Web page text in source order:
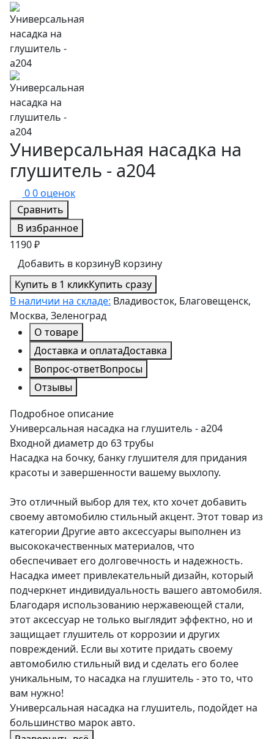
Универсальная насадка на
глушитель - a204
00 оценок
Сравнить
В избранное
1190 ₽
Добавить в корзинуВ корзину
Купить в 1 кликКупить сразу
В наличии на складе: Владивосток, Благовещенск,
Москва, Зеленоград
О товаре
Доставка и оплатаДоставка
Вопрос-ответВопросы
Отзывы
Подробное описание
Универсальная насадка на глушитель - a204
Входной диаметр до 63 трубы
Насадка на бочку, банку глушителя для придания
красоты и завершенности вашему выхлопу.
Это отличный выбор для тех, кто хочет добавить
своему автомобилю стильный акцент. Этот товар из
категории Другие авто аксессуары выполнен из
высококачественных материалов, что
обеспечивает его долговечность и надежность.
Насадка имеет привлекательный дизайн, который
подчеркнет индивидуальность вашего автомобиля.
Благодаря использованию нержавеющей стали,
этот аксессуар не только выглядит эффектно, но и
защищает глушитель от коррозии и других
повреждений. Если вы хотите придать своему
автомобилю стильный вид и сделать его более
уникальным, то насадка на глушитель - это то, что
вам нужно!
Универсальная насадка на глушитель, подойдет на
большинство марок авто.